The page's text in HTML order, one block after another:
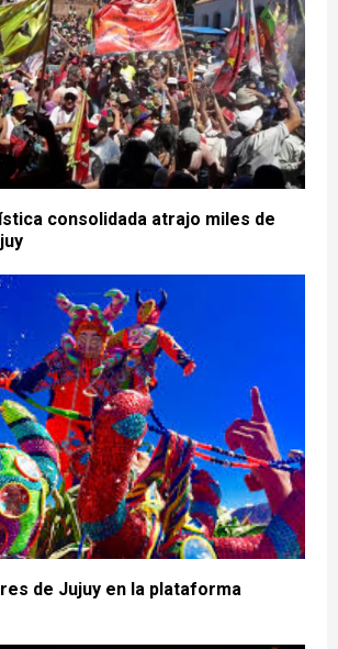
consolidada atrajo miles de
de Jujuy en la plataforma